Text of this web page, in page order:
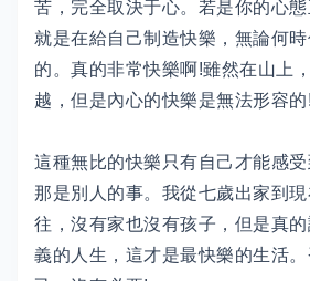
苦，完全取決于心。若是你的心態
就是在給自己制造快樂，無論何
的。真的非常快樂啊!雖然在山上
越，但是內心的快樂是無法形容的!
這種無比的快樂只有自己才能感
那是別人的事。我從七歲出家到
往，沒有家也沒有孩子，但是真
義的人生，這才是最快樂的生活